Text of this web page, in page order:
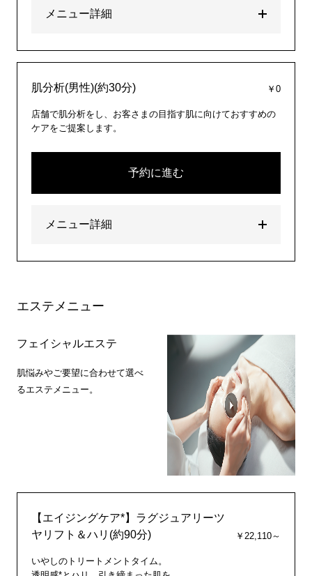
メニュー詳細
肌分析(男性)(約30分) ￥0
店舗で肌分析をし、お客さまの目指す肌に向けておすすめの
ケアをご提案します。
予約に進む
メニュー詳細
エステメニュー
フェイシャルエステ
肌悩みやご要望に合わせて選べ
るエステメニュー。
【エイジングケア*】ラグジュアリーツ
ヤリフト＆ハリ(約90分)
￥22,110～
いやしのトリートメントタイム。